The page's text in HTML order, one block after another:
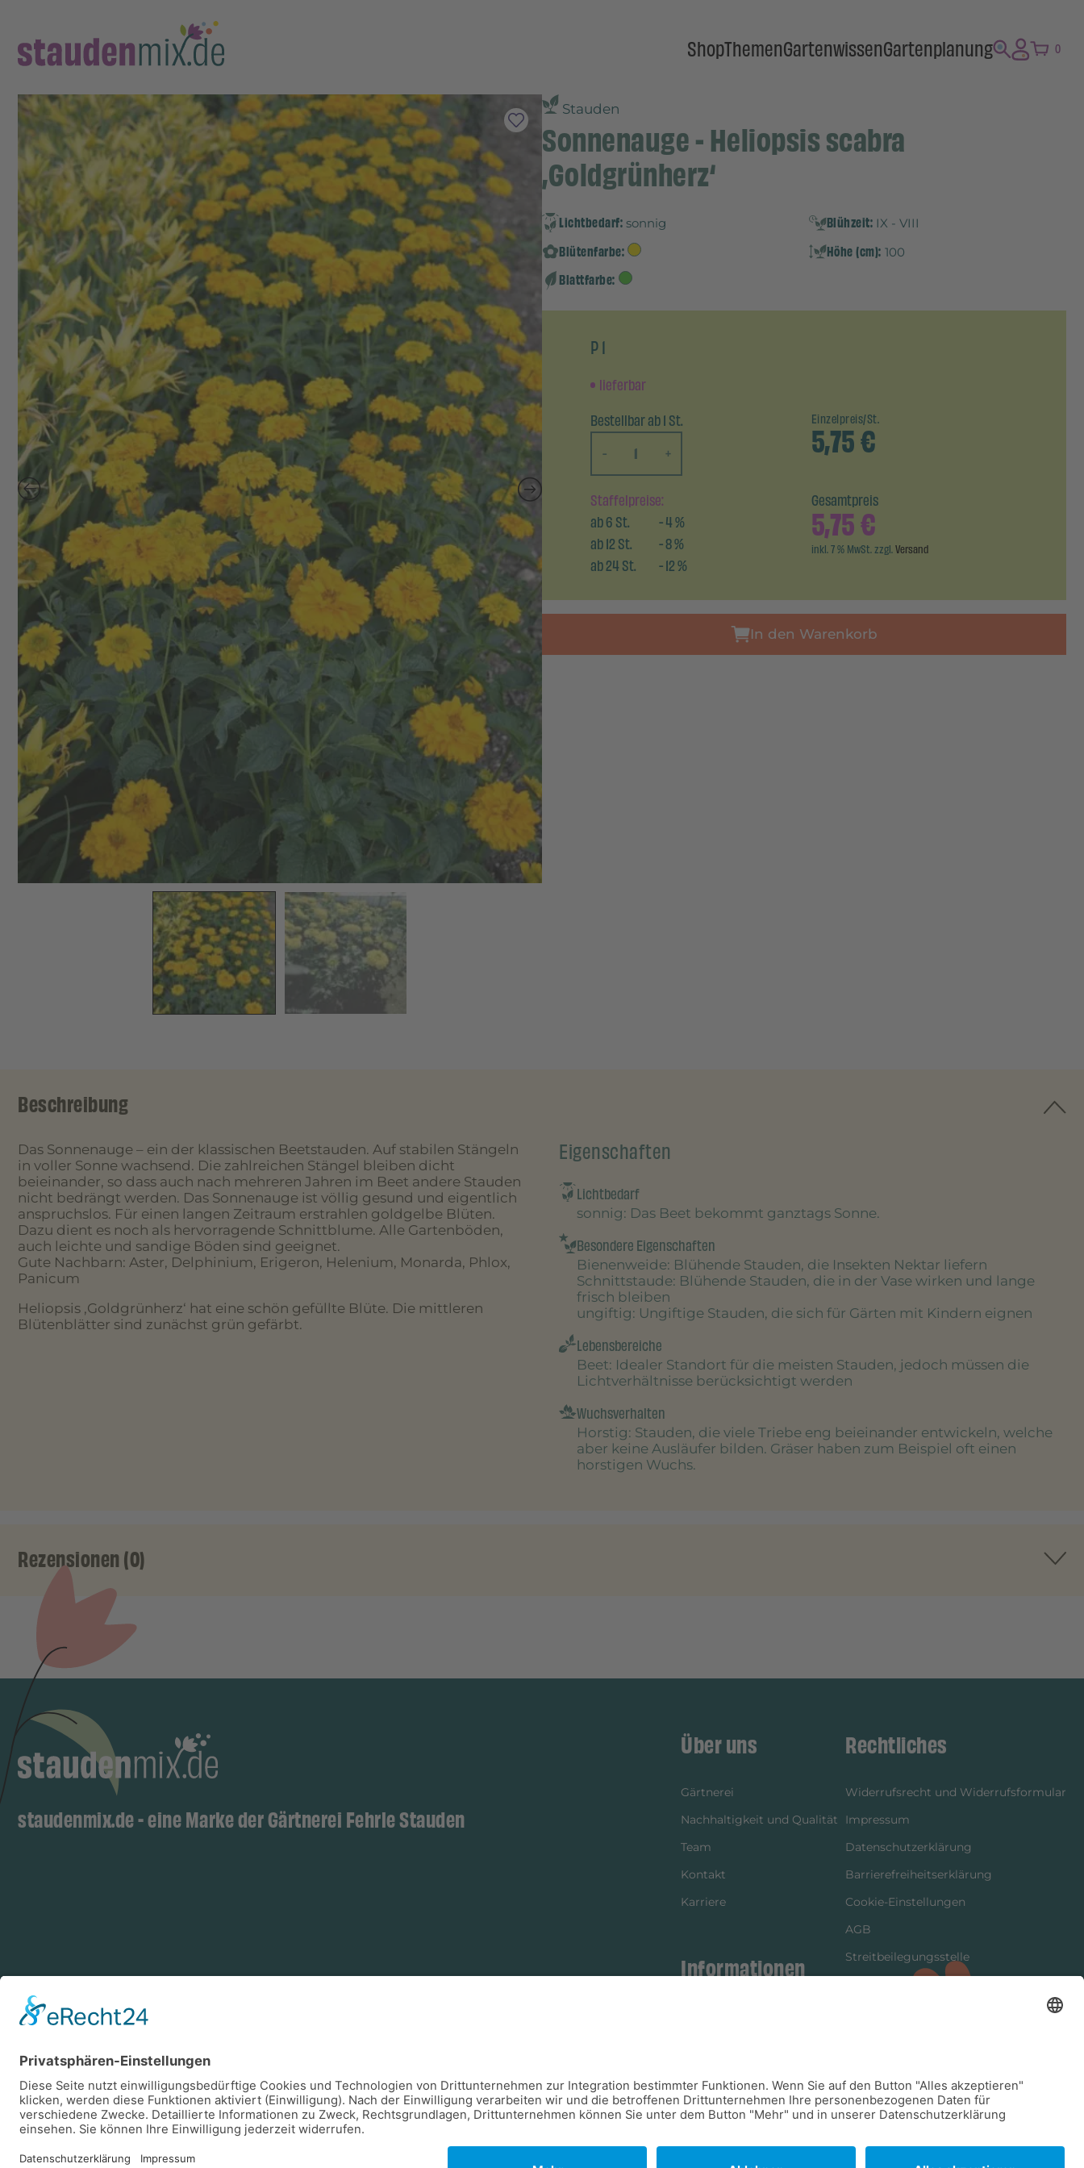
ShopThemenGartenwissenGartenplanung 0
Stauden
Sonnenauge - Heliopsis scabra
‚Goldgrünherz‘
Lichtbedarf: sonnig Blühzeit: IX - VIII
Blütenfarbe: Höhe (cm): 100
Blattfarbe:
P 1
lieferbar
Bestellbar ab 1 St.
-
+
Einzelpreis/St.
5,75€
Staffelpreise:
ab6St. -4%
ab12St. -8%
ab24St. -12%
Gesamtpreis
5,75€
inkl. 7 % MwSt. zzgl.Versand
In den Warenkorb
Beschreibung
Das Sonnenauge – ein der klassischen Beetstauden. Auf stabilen Stängeln
in voller Sonne wachsend. Die zahlreichen Stängel bleiben dicht
beieinander, so dass auch nach mehreren Jahren im Beet andere Stauden
nicht bedrängt werden. Das Sonnenauge ist völlig gesund und eigentlich
anspruchslos. Für einen langen Zeitraum erstrahlen goldgelbe Blüten.
Dazu dient es noch als hervorragende Schnittblume. Alle Gartenböden,
auch leichte und sandige Böden sind geeignet.
Gute Nachbarn: Aster, Delphinium, Erigeron, Helenium, Monarda, Phlox,
Panicum
Heliopsis ‚Goldgrünherz‘ hat eine schön gefüllte Blüte. Die mittleren
Blütenblätter sind zunächst grün gefärbt.
Eigenschaften
Lichtbedarf
sonnig: Das Beet bekommt ganztags Sonne.
Besondere Eigenschaften
Bienenweide: Blühende Stauden, die Insekten Nektar liefern
Schnittstaude: Blühende Stauden, die in der Vase wirken und lange
frisch bleiben
ungiftig: Ungiftige Stauden, die sich für Gärten mit Kindern eignen
Lebensbereiche
Beet: Idealer Standort für die meisten Stauden, jedoch müssen die
Lichtverhältnisse berücksichtigt werden
Wuchsverhalten
Horstig: Stauden, die viele Triebe eng beieinander entwickeln, welche
aber keine Ausläufer bilden. Gräser haben zum Beispiel oft einen
horstigen Wuchs.
Rezensionen (0)
staudenmix.de - eine Marke der Gärtnerei Fehrle Stauden
Zahlungsarten
Vorkasse Rechnung
Über uns
Gärtnerei
Nachhaltigkeit und Qualität
Team
Kontakt
Karriere
Informationen
Versandinformationen
Rechtliches
Widerrufsrecht und Widerrufsformular
Impressum
Datenschutzerklärung
Barrierefreiheitserklärung
Cookie-Einstellungen
AGB
Streitbeilegungsstelle